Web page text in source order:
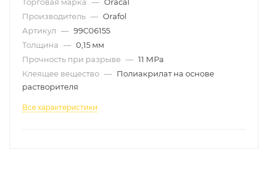
Производитель — Orafol
Артикул — 99C06155
Толщина — 0,15 мм
Прочность при разрыве — 11 МРа
Клеящее вещество — Полиакрилат на основе
растворителя
Все характеристики